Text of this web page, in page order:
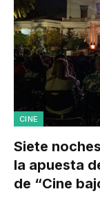
CINE
Siete
la apuesta
de “Cine